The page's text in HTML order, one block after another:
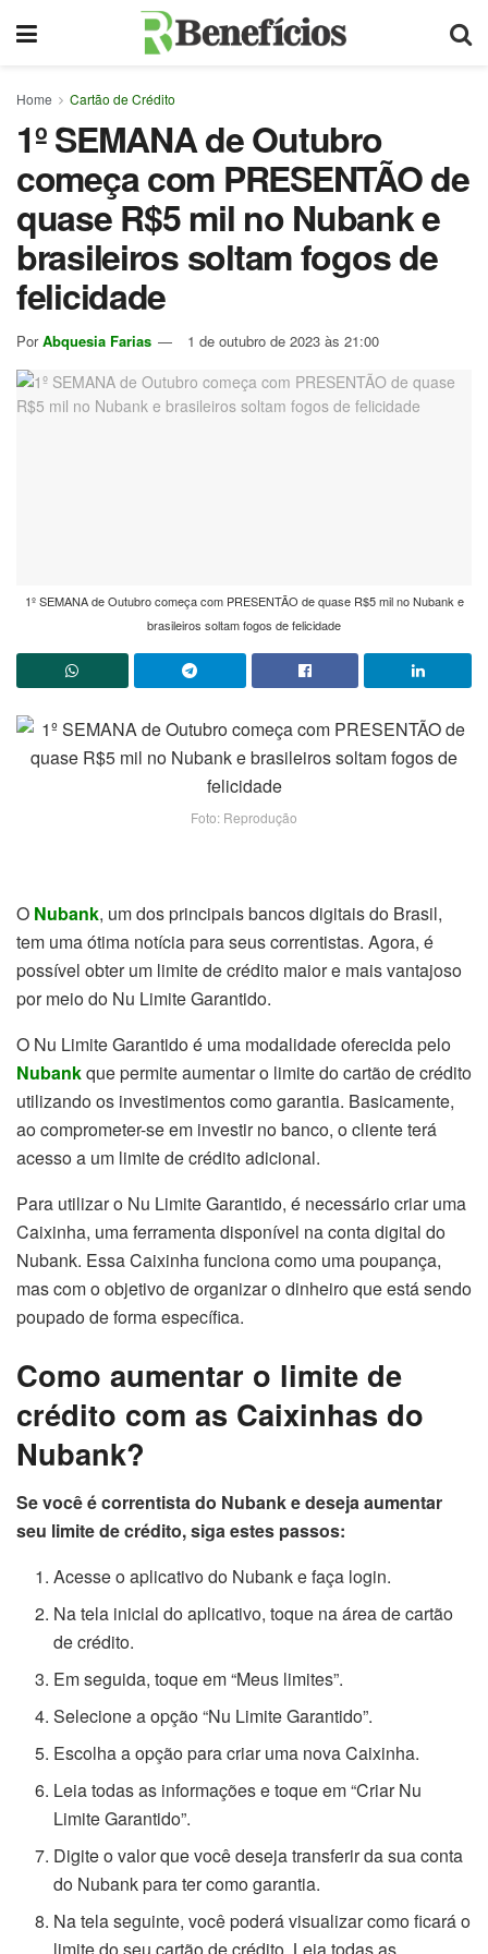
Home Cartão de Crédito
1º SEMANA de Outubro
começa com PRESENTÃO de
quase R$5 mil no Nubank e
brasileiros soltam fogos de
felicidade
Por Abquesia Farias 1 de outubro de 2023 às 21:00
1º SEMANA de Outubro começa com PRESENTÃO de quase R$5 mil no Nubank e
brasileiros soltam fogos de felicidade
Foto: Reprodução
O Nubank, um dos principais bancos digitais do Brasil,
tem uma ótima notícia para seus correntistas. Agora, é
possível obter um limite de crédito maior e mais vantajoso
por meio do Nu Limite Garantido.
O Nu Limite Garantido é uma modalidade oferecida pelo
Nubankque permite aumentar o limite do cartão de crédito
utilizando os investimentos como garantia. Basicamente,
ao comprometer-se em investir no banco, o cliente terá
acesso a um limite de crédito adicional.
Para utilizar o Nu Limite Garantido, é necessário criar uma
Caixinha, uma ferramenta disponível na conta digital do
Nubank. Essa Caixinha funciona como uma poupança,
mas com o objetivo de organizar o dinheiro que está sendo
poupado de forma específica.
Como aumentar o limite de
crédito com as Caixinhas do
Nubank?
Se você é correntista do Nubank e deseja aumentar
seu limite de crédito, siga estes passos:
Acesse o aplicativo do Nubank e faça login.
Na tela inicial do aplicativo, toque na área de cartão
de crédito.
Em seguida, toque em “Meus limites”.
Selecione a opção “Nu Limite Garantido”.
Escolha a opção para criar uma nova Caixinha.
Leia todas as informações e toque em “Criar Nu
Limite Garantido”.
Digite o valor que você deseja transferir da sua conta
do Nubank para ter como garantia.
Na tela seguinte, você poderá visualizar como ficará o